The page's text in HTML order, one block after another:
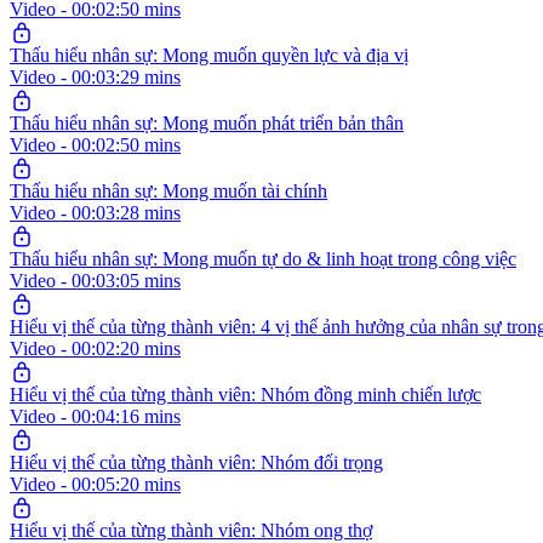
Video - 00:02:50 mins
Thấu hiểu nhân sự: Mong muốn quyền lực và địa vị
Video - 00:03:29 mins
Thấu hiểu nhân sự: Mong muốn phát triển bản thân
Video - 00:02:50 mins
Thấu hiểu nhân sự: Mong muốn tài chính
Video - 00:03:28 mins
Thấu hiểu nhân sự: Mong muốn tự do & linh hoạt trong công việc
Video - 00:03:05 mins
Hiểu vị thế của từng thành viên: 4 vị thế ảnh hưởng của nhân sự
Video - 00:02:20 mins
Hiểu vị thế của từng thành viên: Nhóm đồng minh chiến lược
Video - 00:04:16 mins
Hiểu vị thế của từng thành viên: Nhóm đối trọng
Video - 00:05:20 mins
Hiểu vị thế của từng thành viên: Nhóm ong thợ